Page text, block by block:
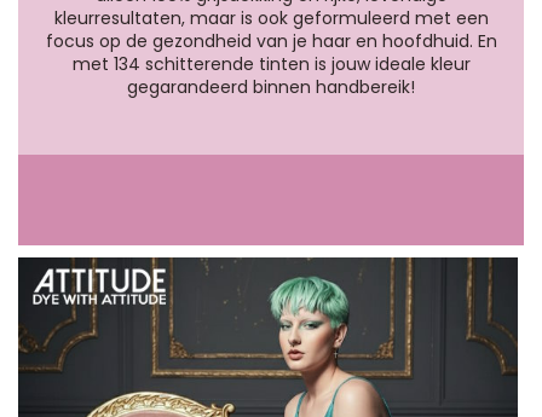
kleurresultaten, maar is ook geformuleerd met een
focus op de gezondheid van je haar en hoofdhuid. En
met 134 schitterende tinten is jouw ideale kleur
gegarandeerd binnen handbereik!